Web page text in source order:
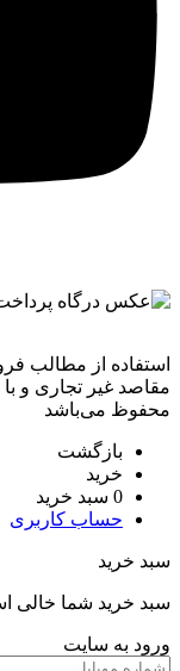
استفاده از مطالب
مقاصد غیر تجاری و
محفوظ می‌باشد
بازگشت
خرید
0 سبد خرید
حساب کاربری
سبد خرید
سبد خرید شما خالی
ورود به سایت